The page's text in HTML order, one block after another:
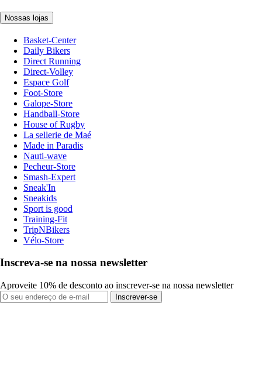
Nossas lojas
Basket-Center
Daily Bikers
Direct Running
Direct-Volley
Espace Golf
Foot-Store
Galope-Store
Handball-Store
House of Rugby
La sellerie de Maé
Made in Paradis
Nauti-wave
Pecheur-Store
Smash-Expert
Sneak'In
Sneakids
Sport is good
Training-Fit
TripNBikers
Vélo-Store
Inscreva-se na nossa newsletter
Aproveite 10% de desconto ao inscrever-se na nossa newsletter
Inscrever-se